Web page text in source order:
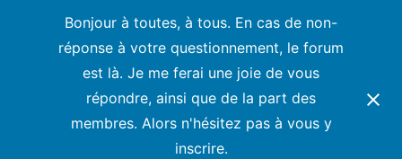
Bonjour à toutes, à tous. En cas de non-
réponse à votre questionnement, le forum
est là. Je me ferai une joie de vous
répondre, ainsi que de la part des
membres. Alors n'hésitez pas à vous y
inscrire.